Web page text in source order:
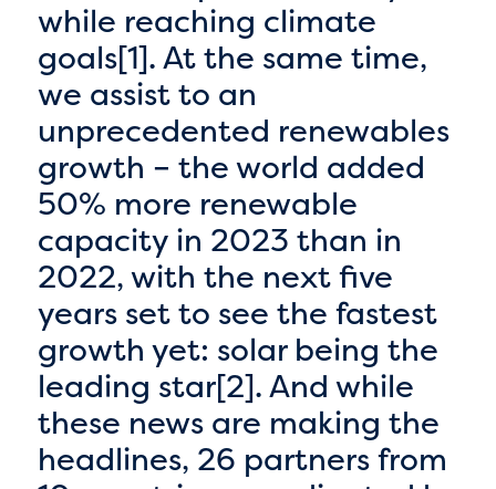
while reaching climate
goals[1]. At the same time,
we assist to an
unprecedented renewables
growth – the world added
50% more renewable
capacity in 2023 than in
2022, with the next five
years set to see the fastest
growth yet: solar being the
leading star[2]. And while
these news are making the
headlines, 26 partners from